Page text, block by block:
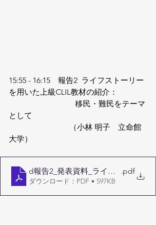
15:55 - 16:15　報告2  ライフストーリー
を用いた上級CLIL教材の紹介：
移民・難民をテーマ
として
大学）
d報告2_発表資料_ライフストーリ
.pdf
ダウンロード：PDF • 597KB